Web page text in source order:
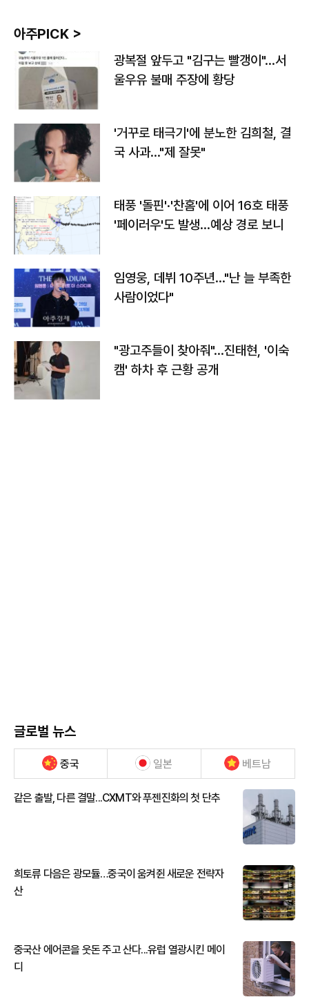
아주PICK >
광복절 앞두고 "김구는 빨갱이"…서
울우유 불매 주장에 황당
'거꾸로 태극기'에 분노한 김희철, 결
국 사과…"제 잘못"
태풍 '돌핀'·'찬홈'에 이어 16호 태풍
'페이러우'도 발생…예상 경로 보니
임영웅, 데뷔 10주년…"난 늘 부족한
사람이었다"
"광고주들이 찾아줘"…진태현, '이숙
캠' 하차 후 근황 공개
글로벌 뉴스
중국 일본 베트남
같은 출발, 다른 결말...CXMT와 푸젠진화의 첫 단추
희토류 다음은 광모듈…중국이 움켜쥔 새로운 전략자
산
중국산 에어콘을 웃돈 주고 산다...유럽 열광시킨 메이
디